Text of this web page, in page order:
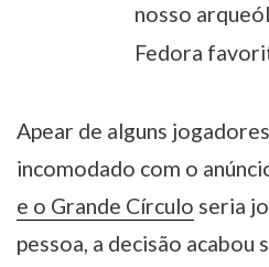
nosso
Fedora
Apear de alguns
incomodado com o
e o Grande Círculo seria
pessoa, a decisão acabou